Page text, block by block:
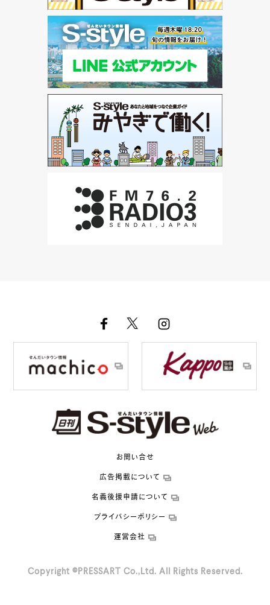
お問い合せ
広告掲載について
名義後援申請について
プライバシーポリシー
運営会社
Copyright ©PRESSART Co.,Ltd. All Rights Reserved.